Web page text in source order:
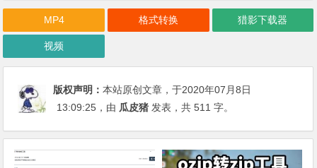
MP4 格式转换 猎影下载器
视频
版权声明：本站原创文章，于2020年07月8日
13:09:25 ，由 瓜皮猪 发表，共 511 字。